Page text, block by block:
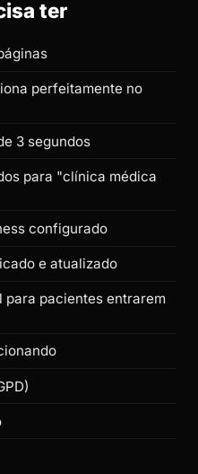
ter
perfeitamente no
3 segundos
para "clínica médica
configurado
e atualizado
para pacientes entrarem